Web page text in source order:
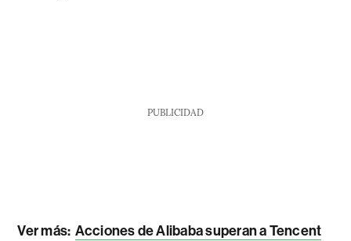
PUBLICIDAD
Ver más: Acciones de Alibaba superan a Tencent